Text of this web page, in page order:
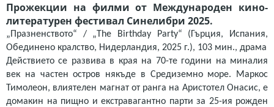
Прожекции на филми от Международен кино-
литературен фестивал Синелибри 2025.
„Празненството“ / „The Birthday Party“ (Гърция, Испания,
Обединено кралство, Нидерландия, 2025 г.), 103 мин., драма
Действието се развива в края на 70-те години на миналия
век на частен остров някъде в Средиземно море. Маркос
Тимолеон, влиятелен магнат от ранга на Аристотел Онасис, е
домакин на пищно и екстравагантно парти за 25-ия рожден